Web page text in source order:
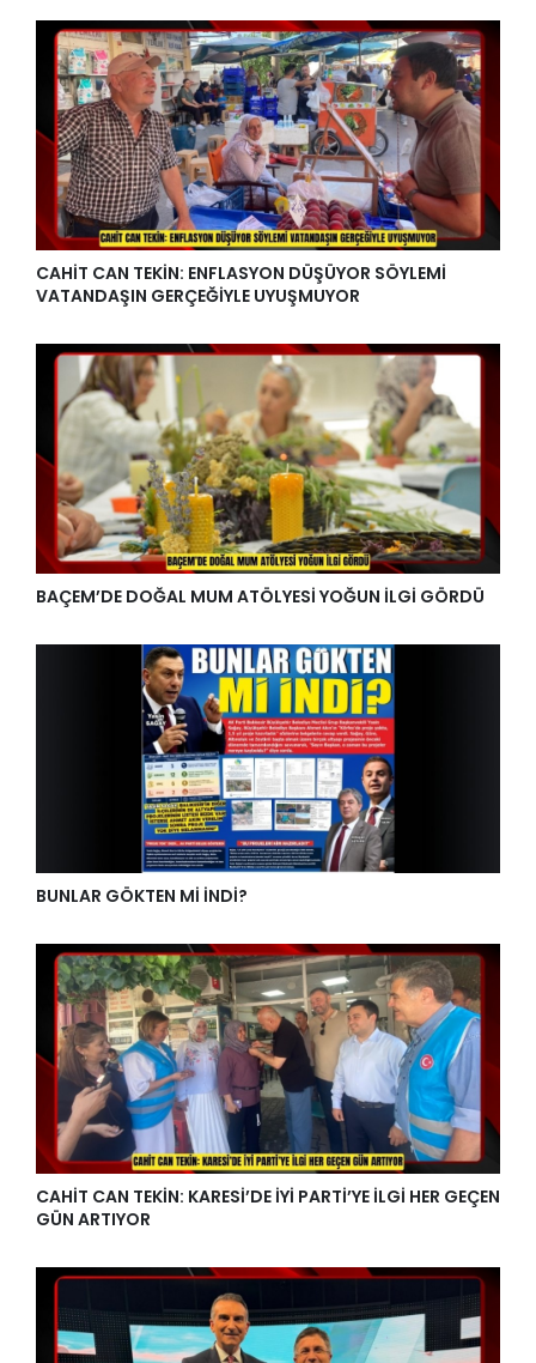
CAHİT CAN TEKİN: ENFLASYON DÜŞÜYOR SÖYLEMİ
VATANDAŞIN GERÇEĞİYLE UYUŞMUYOR
BAÇEM’DE DOĞAL MUM ATÖLYESİ YOĞUN İLGİ GÖRDÜ
BUNLAR GÖKTEN Mİ İNDİ?
CAHİT CAN TEKİN: KARESİ’DE İYİ PARTİ’YE İLGİ HER GEÇEN
GÜN ARTIYOR